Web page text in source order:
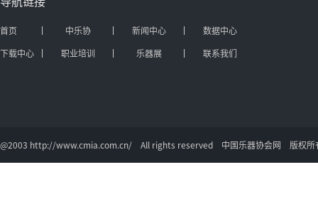
首页 中乐协 新闻中心
数据中心
下载中心
职业培训 乐器展 联系我们
@2003 http://www.cmia.com.cn/ All rights reserved 中国乐器协会网 版权